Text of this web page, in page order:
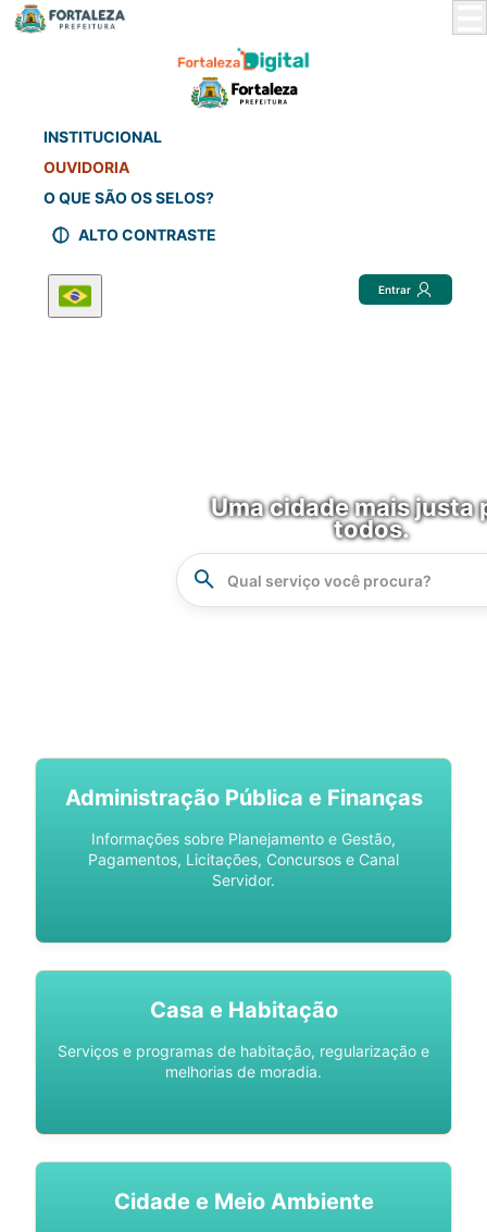
INSTITUCIONAL
OUVIDORIA
O QUE SÃO OS SELOS?
ALTO CONTRASTE
Entrar
Uma cidade mais justa
todos.
Administração Pública e Finanças
Informações sobre Planejamento e Gestão,
Pagamentos, Licitações, Concursos e Canal
Servidor.
Casa e Habitação
Serviços e programas de habitação, regularização e
melhorias de moradia.
Cidade e Meio Ambiente